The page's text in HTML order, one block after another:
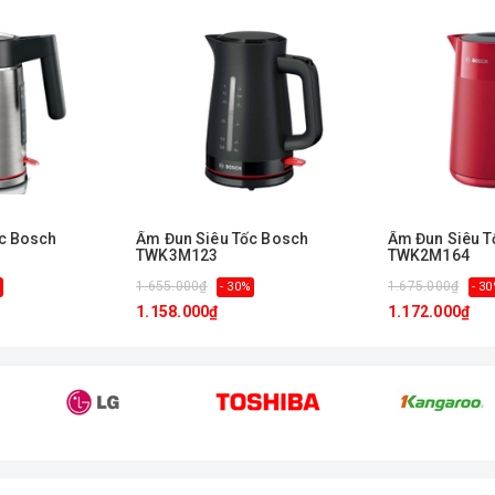
Bosch
Ấm Đun Siêu Tốc Bosch
TWK3M123
1.655.000₫ - 30%
1.158.000₫
Ấm Đun Siêu
TWK2M164
1.675.000₫ -
1.172.000₫